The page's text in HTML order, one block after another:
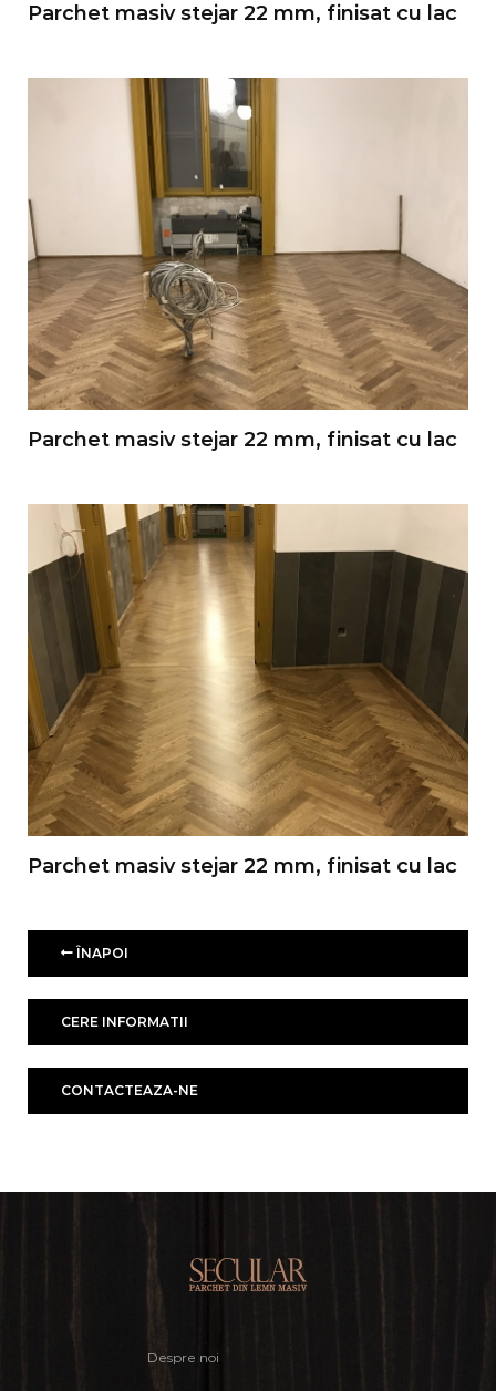
Parchet masiv stejar 22 mm, finisat cu lac
Parchet masiv stejar 22 mm, finisat cu lac
Parchet masiv stejar 22 mm, finisat cu lac
ÎNAPOI
CERE INFORMATII
CONTACTEAZA-NE
Despre noi